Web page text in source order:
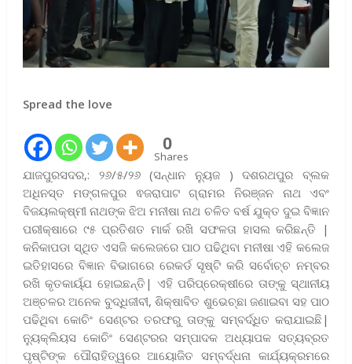
Spread the love
0
Shares
ଯାଜପୁରସଦର,: ୨୬/୫/୨୬ (ସନ୍ଧାନ ନ୍ୟୁଜ ) ଦଶରଥପୁର ବ୍ଲକ
ଅଧିନସ୍ତ ମଙ୍ଗଳପୁର ଵଜରାପାଟ ଗ୍ରାମର ନିରଞ୍ଜନ ନାଥ ଏବଂ
ବିଜୟଲକ୍ଷ୍ମୀ ନାଥଙ୍କ ଝିଅ ମନୀଷା ନାଥ ଚଳିତ ବର୍ଷ ଯୁକ୍ତ ଦୁଇ ବିଜ୍ଞାନ
ପରୀକ୍ଷାରେ ୯୫ ପ୍ରତିଶତ ମାର୍କ ରଖି ସଫଳତା ହାସଲ କରିଛନ୍ତି |
କନିକାପଡା ସ୍ଥିତ ଏସଜି କଲେଜରେ ପାଠ ପଢିଥିବା ମନୀଷା ଏହି କଲେଜ
ଇତିହାସରେ ବିଜ୍ଞାନ ବିଭାଗରେ ରେକର୍ଡ ସୃଷ୍ଟି କରି ସର୍ବୋଚ୍ଚ ନମ୍ବର
ରଖି କୃତକାର୍ୟ୍ଯ ହୋଇଛନ୍ତି| ଏହି ପରିପ୍ରେକ୍ଷୀରେ ତାଙ୍କୁ ସ୍ଥାନୀୟ
ଅଞ୍ଚଳର ଅନେକ ବୁଦ୍ଧିଜୀବୀ, ଶିକ୍ଷାବିତ ଶୁଭେଚ୍ଛା ଜଣାଇବା ସହ ପାଠ
ପଢିଥିବା କୋଚିଂ ସେଣ୍ଟର ତରଫରୁ ତାଙ୍କୁ ସମ୍ବର୍ଦ୍ଧିତ କରାଯାଇଛି|
ନ୍ୟୁକ୍ଲିୟସ କୋଚିଂ ସେଣ୍ଟରର ସମ୍ପାଦକ ଅଧ୍ୟାପକ ସତ୍ୟବ୍ରତ
ପୃଷ୍ଟିଙ୍କ ପୌରାହିତ୍ୱରେ ଆୟୋଜିତ ସମ୍ବର୍ଦ୍ଧନା କାର୍ଯ୍ୟକ୍ରମରେ